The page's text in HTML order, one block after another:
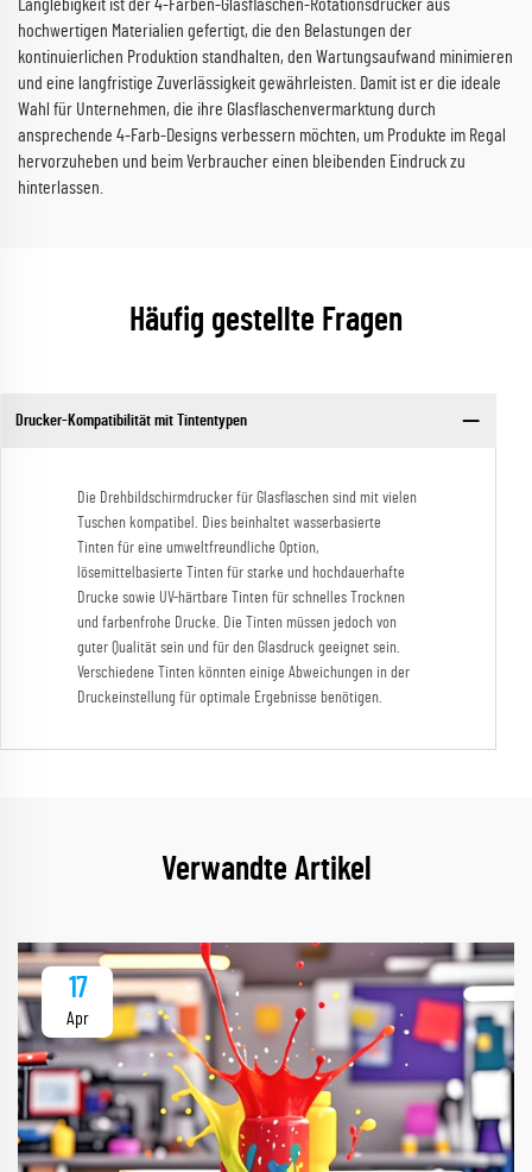
Langlebigkeit ist der 4-Farben-Glasflaschen-Rotationsdrucker aus
hochwertigen Materialien gefertigt, die den Belastungen der
kontinuierlichen Produktion standhalten, den Wartungsaufwand minimieren
und eine langfristige Zuverlässigkeit gewährleisten. Damit ist er die ideale
Wahl für Unternehmen, die ihre Glasflaschenvermarktung durch
ansprechende 4-Farb-Designs verbessern möchten, um Produkte im Regal
hervorzuheben und beim Verbraucher einen bleibenden Eindruck zu
hinterlassen.
Häufig gestellte Fragen
Drucker-Kompatibilität mit Tintentypen
Die Drehbildschirmdrucker für Glasflaschen sind mit vielen
Tuschen kompatibel. Dies beinhaltet wasserbasierte
Tinten für eine umweltfreundliche Option,
lösemittelbasierte Tinten für starke und hochdauerhafte
Drucke sowie UV-härtbare Tinten für schnelles Trocknen
und farbenfrohe Drucke. Die Tinten müssen jedoch von
guter Qualität sein und für den Glasdruck geeignet sein.
Verschiedene Tinten könnten einige Abweichungen in der
Druckeinstellung für optimale Ergebnisse benötigen.
Verwandte Artikel
17
Apr